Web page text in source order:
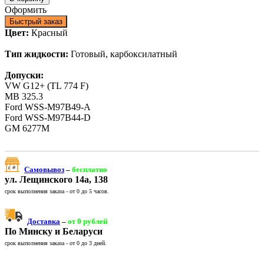
Оформить
Быстрый заказ
Цвет: Красный
Тип жидкости: Готовый, карбоксилатный
Допуски:
VW G12+ (TL 774 F)
MB 325.3
Ford WSS-M97B49-A
Ford WSS-M97B44-D
GM 6277M
Самовывоз – бесплатно
ул. Лещинского 14а, 138
срок выполнения заказа - от 0 до 5 часов.
Доставка – от 0 рублей
По Минску и Беларуси
срок выполнения заказа - от 0 до 3 дней.